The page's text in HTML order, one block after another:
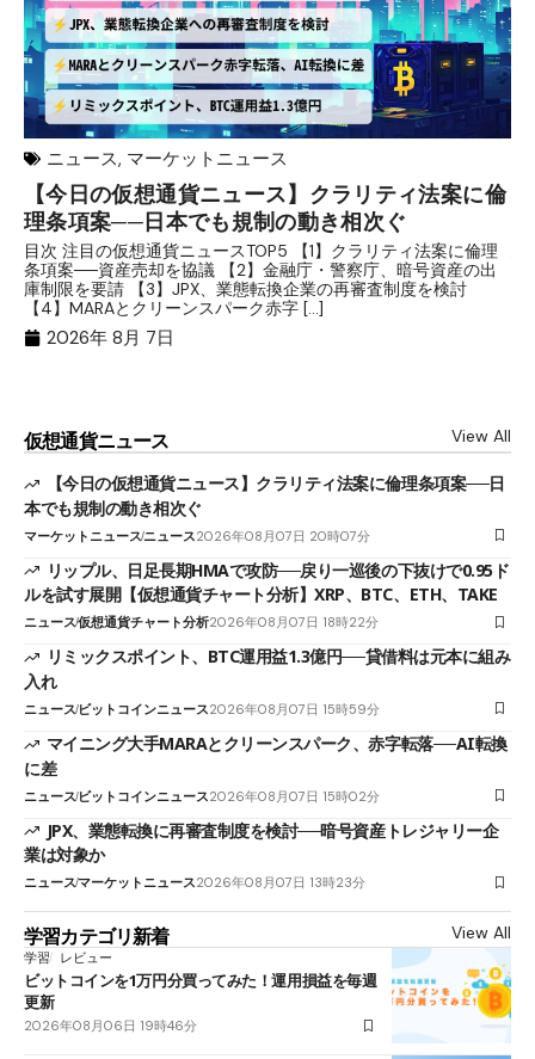
ニュース, マーケットニュース
【今日の仮想通貨ニュース】クラリティ法案に倫
理条項案──日本でも規制の動き相次ぐ
目次 注目の仮想通貨ニュースTOP5 【1】クラリティ法案に倫理
条項案──資産売却を協議 【2】金融庁・警察庁、暗号資産の出
庫制限を要請 【3】JPX、業態転換企業の再審査制度を検討
【4】MARAとクリーンスパーク赤字 […]
2026年 8月 7日
仮想通貨ニュース View All
【今日の仮想通貨ニュース】クラリティ法案に倫理条項案──日
本でも規制の動き相次ぐ
マーケットニュースニュース2026年08月07日 20時07分
リップル、日足長期HMAで攻防──戻り一巡後の下抜けで0.95ド
ルを試す展開【仮想通貨チャート分析】XRP、BTC、ETH、TAKE
ニュース仮想通貨チャート分析2026年08月07日 18時22分
リミックスポイント、BTC運用益1.3億円──貸借料は元本に組み
入れ
ニュースビットコインニュース2026年08月07日 15時59分
マイニング大手MARAとクリーンスパーク、赤字転落──AI転換
に差
ニュースビットコインニュース2026年08月07日 15時02分
JPX、業態転換に再審査制度を検討──暗号資産トレジャリー企
業は対象か
ニュースマーケットニュース2026年08月07日 13時23分
学習カテゴリ新着 View All
学習 レビュー
ビットコインを1万円分買ってみた！運用損益を毎週
更新
2026年08月06日 19時46分